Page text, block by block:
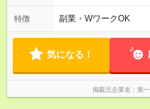
憩1h） ※毎月1日～15
担当地区の検針が終わ
特徴 副業・WワークOK
気になる！
掲載元企業名 第